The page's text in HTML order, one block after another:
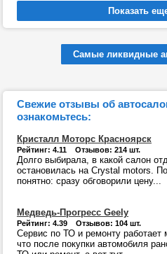
Самые ликвидные
Свежие отзывы об
ознакомьтесь:
Кристалл Моторс Красноярск
Рейтинг: 4.11 Отзывов: 214 шт.
Долго выбирала, в какой салон
остановилась на Crystal motors.
понятно: сразу обговорили цену...
Медведь-Прогресс Geely
Рейтинг: 4.39 Отзывов: 104 шт.
Сервис по ТО и ремонту работает
что после покупки автомобиля